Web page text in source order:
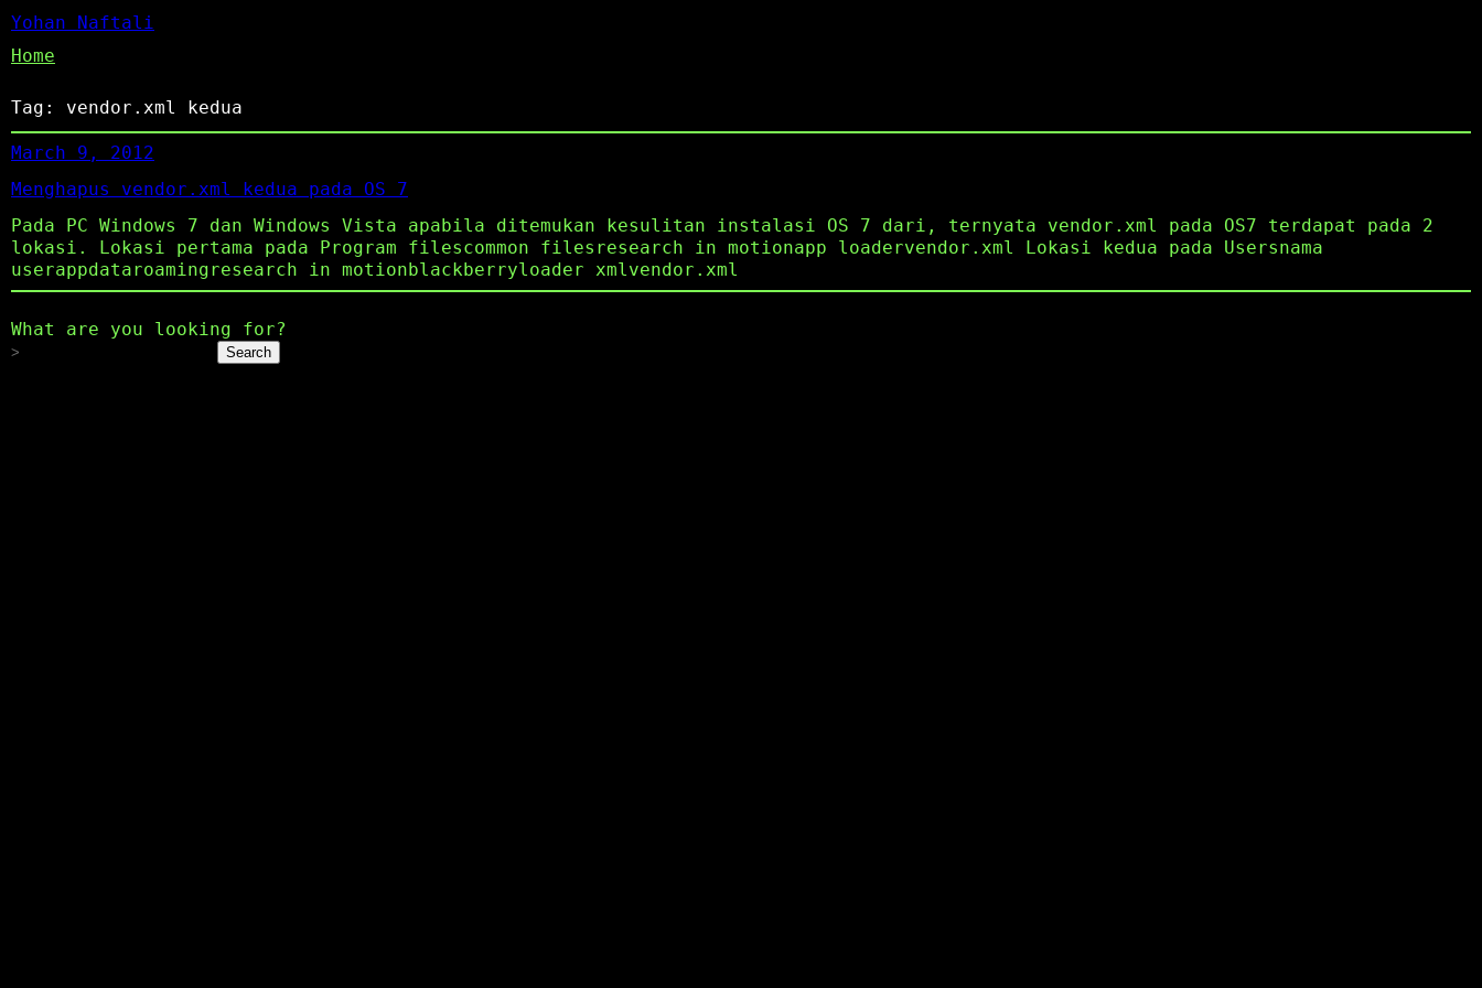
Yohan Naftali
Home
Tag: vendor.xml kedua
March 9, 2012
Menghapus vendor.xml kedua pada OS 7
Pada PC Windows 7 dan Windows Vista apabila ditemukan kesulitan instalasi OS 7 dari, ternyata vendor.xml pada OS7 terdapat pada 2
lokasi. Lokasi pertama pada Program filescommon filesresearch in motionapp loadervendor.xml Lokasi kedua pada Usersnama
userappdataroamingresearch in motionblackberryloader xmlvendor.xml
What are you looking for?
Search